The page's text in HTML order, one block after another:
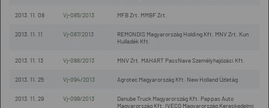
2013. 11. 08 Vj-085/2013 MFB Zrt. MMBF Zrt.
2013. 11. 11 Vj-087/2013
REMONDIS Magyarország Holding Kft. MNV Zrt. Kun
Hulladék Kft.
2013. 11. 13 Vj-088/2013 MNV Zrt. MAHART PassNave Személyhajózási Kft.
2013. 11. 25 Vj-094/2013 Agrotec Magyarország Kft. New Holland Üzletág
2013. 11. 29 Vj-099/2013
Danube Truck Magyarország Kft. Pappas Auto
Magyarország Kft. IVECO Magyarország Kereskedelmi